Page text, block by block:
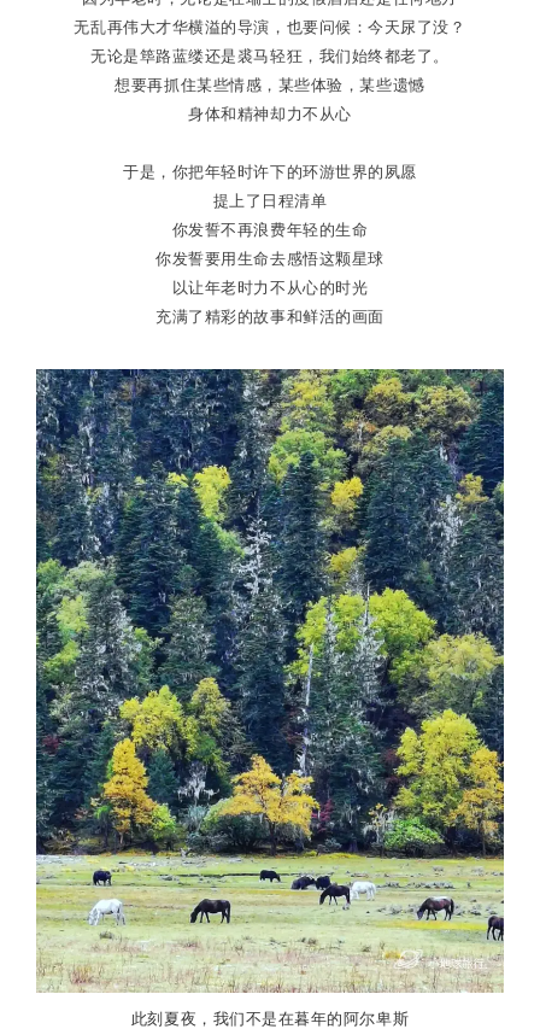
无乱再伟大才华横溢的导演，也要问候：今天尿了没？
无论是筚路蓝缕还是裘马轻狂，我们始终都老了。
想要再抓住某些情感，某些体验，某些遗憾
身体和精神却力不从心
于是，你把年轻时许下的环游世界的夙愿
提上了日程清单
你发誓不再浪费年轻的生命
你发誓要用生命去感悟这颗星球
以让年老时力不从心的时光
充满了精彩的故事和鲜活的画面
此刻夏夜，我们不是在暮年的阿尔卑斯